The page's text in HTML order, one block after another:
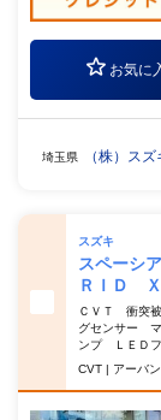
お気に
埼玉県 （株）ス
スズキ
スペーシ
ＲＩＤ
ＣＶＴ 衝突
グセンサー
ンプ ＬＥＤ
CVT | アーバ